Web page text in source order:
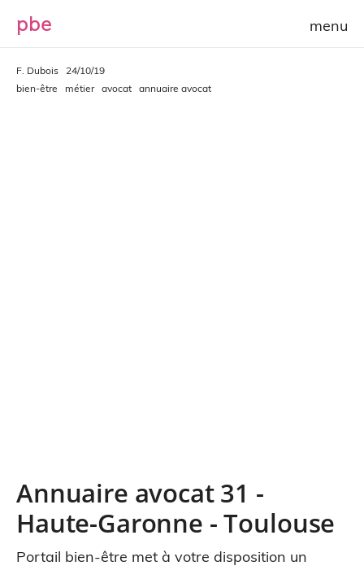
pbe
F. Dubois
24/10/19
bien-être
métier avocat annuaire avocat
Annuaire avocat 31 -
Haute-Garonne - Toulouse
Portail bien-être met à votre disposition un